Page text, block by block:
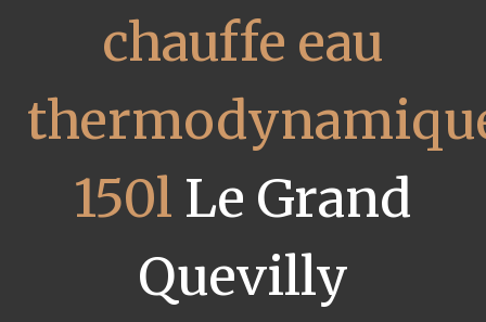
chauffe eau
150l Le Grand
Quevilly